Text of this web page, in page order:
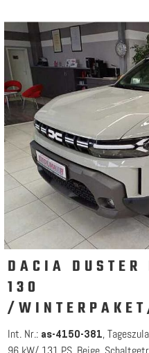
DACIA DUSTER
130
/
Int. Nr.: as-4150-381